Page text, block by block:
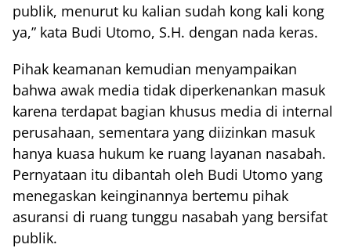
publik, menurut ku kalian sudah kong kali kong
ya,” kata Budi Utomo, S.H. dengan nada keras.
Pihak keamanan kemudian menyampaikan
bahwa awak media tidak diperkenankan masuk
karena terdapat bagian khusus media di internal
perusahaan, sementara yang diizinkan masuk
hanya kuasa hukum ke ruang layanan nasabah.
Pernyataan itu dibantah oleh Budi Utomo yang
menegaskan keinginannya bertemu pihak
asuransi di ruang tunggu nasabah yang bersifat
publik.